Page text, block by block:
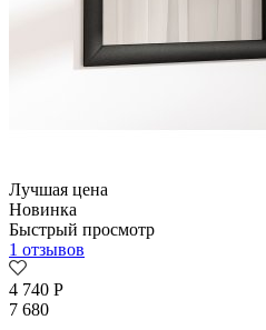
Лучшая цена
Новинка
Быстрый просмотр
1 отзывов
4 740 Р
7 680